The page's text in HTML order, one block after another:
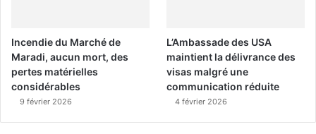
Incendie du Marché de
Maradi, aucun mort, des
pertes matérielles
considérables
9 février 2026
L’Ambassade des USA
maintient la délivrance des
visas malgré une
communication réduite
4 février 2026